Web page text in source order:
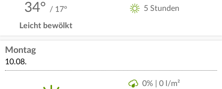
34° / 17°
Leicht bewölkt
5 Stunden
Montag
10.08.
0% | 0 l/m²